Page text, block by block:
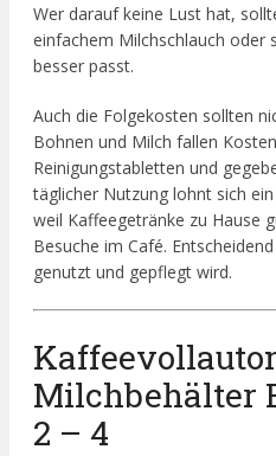
Wer darauf keine Lust hat,
einfachem Milchschlauch oder
besser passt.
Auch die Folgekosten sollten
Bohnen und Milch fallen
Reinigungstabletten und
täglicher Nutzung lohnt sich
weil Kaffeegetränke zu Hause
Besuche im Café.
genutzt und gepflegt wird.
Milchbehälter
2 – 4